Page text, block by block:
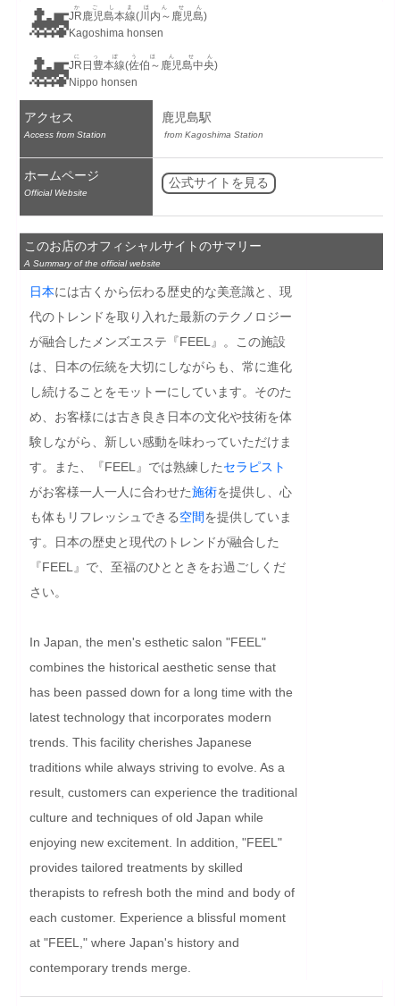
🚂JR鹿児島本線(川内～鹿児島)
かごしまほんせん
Kagoshima honsen
🚂JR日豊本線(佐伯～鹿児島中央)
にっぽうほんせん
Nippo honsen
アクセス
Access from Station
鹿児島駅
from Kagoshima Station
ホームページ
Official Website
公式サイトを見る
このお店のオフィシャルサイトのサマリー
A Summary of the official website
日本には古くから伝わる歴史的な美意識と、現
代のトレンドを取り入れた最新のテクノロジー
が融合したメンズエステ『FEEL』。この施設
は、日本の伝統を大切にしながらも、常に進化
し続けることをモットーにしています。そのた
め、お客様には古き良き日本の文化や技術を体
験しながら、新しい感動を味わっていただけま
す。また、『FEEL』では熟練したセラピスト
がお客様一人一人に合わせた施術を提供し、心
も体もリフレッシュできる空間を提供していま
す。日本の歴史と現代のトレンドが融合した
『FEEL』で、至福のひとときをお過ごしくだ
さい。
In Japan, the men's esthetic salon "FEEL"
combines the historical aesthetic sense that
has been passed down for a long time with the
latest technology that incorporates modern
trends. This facility cherishes Japanese
traditions while always striving to evolve. As a
result, customers can experience the traditional
culture and techniques of old Japan while
enjoying new excitement. In addition, "FEEL"
provides tailored treatments by skilled
therapists to refresh both the mind and body of
each customer. Experience a blissful moment
at "FEEL," where Japan's history and
contemporary trends merge.